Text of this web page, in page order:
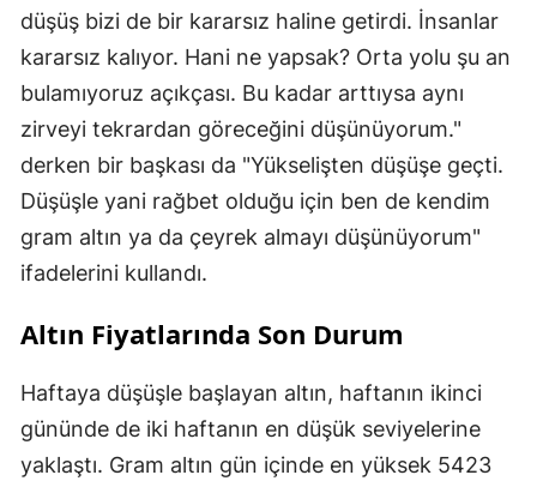
düşüş bizi de bir kararsız haline getirdi. İnsanlar
kararsız kalıyor. Hani ne yapsak? Orta yolu şu an
bulamıyoruz açıkçası. Bu kadar arttıysa aynı
zirveyi tekrardan göreceğini düşünüyorum."
derken bir başkası da "Yükselişten düşüşe geçti.
Düşüşle yani rağbet olduğu için ben de kendim
gram altın ya da çeyrek almayı düşünüyorum"
ifadelerini kullandı.
Altın Fiyatlarında Son Durum
Haftaya düşüşle başlayan altın, haftanın ikinci
gününde de iki haftanın en düşük seviyelerine
yaklaştı. Gram altın gün içinde en yüksek 5423